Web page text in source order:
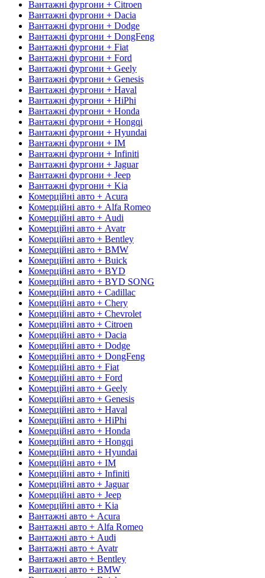
Вантажні фургони + Citroen
Вантажні фургони + Dacia
Вантажні фургони + Dodge
Вантажні фургони + DongFeng
Вантажні фургони + Fiat
Вантажні фургони + Ford
Вантажні фургони + Geely
Вантажні фургони + Genesis
Вантажні фургони + Haval
Вантажні фургони + HiPhi
Вантажні фургони + Honda
Вантажні фургони + Hongqi
Вантажні фургони + Hyundai
Вантажні фургони + IM
Вантажні фургони + Infiniti
Вантажні фургони + Jaguar
Вантажні фургони + Jeep
Вантажні фургони + Kia
Комерційні авто + Acura
Комерційні авто + Alfa Romeo
Комерційні авто + Audi
Комерційні авто + Avatr
Комерційні авто + Bentley
Комерційні авто + BMW
Комерційні авто + Buick
Комерційні авто + BYD
Комерційні авто + BYD SONG
Комерційні авто + Cadillac
Комерційні авто + Chery
Комерційні авто + Chevrolet
Комерційні авто + Citroen
Комерційні авто + Dacia
Комерційні авто + Dodge
Комерційні авто + DongFeng
Комерційні авто + Fiat
Комерційні авто + Ford
Комерційні авто + Geely
Комерційні авто + Genesis
Комерційні авто + Haval
Комерційні авто + HiPhi
Комерційні авто + Honda
Комерційні авто + Hongqi
Комерційні авто + Hyundai
Комерційні авто + IM
Комерційні авто + Infiniti
Комерційні авто + Jaguar
Комерційні авто + Jeep
Комерційні авто + Kia
Вантажні авто + Acura
Вантажні авто + Alfa Romeo
Вантажні авто + Audi
Вантажні авто + Avatr
Вантажні авто + Bentley
Вантажні авто + BMW